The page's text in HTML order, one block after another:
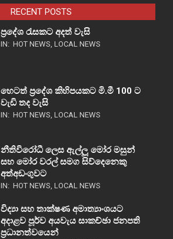
RECENT POSTS
ප්‍රදේශ රැසකට අදත් වැසි
IN: HOT NEWS, LOCAL NEWS
හෙටත් ප්‍රදේශ කිහිපයකට මි.මී 100 ට
වැඩි තද වැසි
IN: HOT NEWS, LOCAL NEWS
නීතිවිරෝධී ලෙස ඇල්ලූ මෝර මසුන්
සහ මෝර වරල් සමග සිව්දෙනෙකු
අත්අඩංගුවට
IN: HOT NEWS, LOCAL NEWS
විද්‍යා සහ තාක්ෂණ අමාත්‍යාංශයට
අදාළව පූර්ව අයවැය සාකච්ඡා ජනපති
ප්‍රධානත්වයෙන්